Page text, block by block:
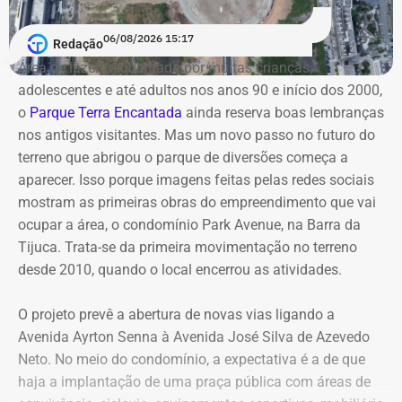
A sentença, no entanto, ainda cabe recurso, e os
envolvidos permanecem no cargo — Jordão segue como
candidato — enquanto o processo não tiver uma decisão
definitiva.
Declarações de Fernando Jordão em 2026 — Foto:
Reprodução/Divulgacand
João de Meriti. Na eleição de 2012, quando conquistou o
primeiro mandato na Câmara Municipal, declarou
patrimônio de R$ 130 mil, composto por dois veículos.
Em 2016, na reeleição, informou bens no valor de R$ 110
mil.
Já em 2020, quando disputou a Prefeitura de São João
de Meriti e foi derrotado, declarou patrimônio de R$ 270
mil, formado por R$ 200 mil em dinheiro em espécie e
uma caminhonete Mitsubishi Triton avaliada em R$ 70
mil.
Redação06/08/2026 15:17
Área de lazer frequentada por muitas crianças,
adolescentes e até adultos nos anos 90 e início dos 2000,
o Parque Terra Encantada ainda reserva boas lembranças
nos antigos visitantes. Mas um novo passo no futuro do
terreno que abrigou o parque de diversões começa a
aparecer. Isso porque imagens feitas pelas redes sociais
mostram as primeiras obras do empreendimento que vai
ocupar a área, o condomínio Park Avenue, na Barra da
Tijuca. Trata-se da primeira movimentação no terreno
desde 2010, quando o local encerrou as atividades.
O projeto prevê a abertura de novas vias ligando a
Avenida Ayrton Senna à Avenida José Silva de Azevedo
Neto. No meio do condomínio, a expectativa é a de que
haja a implantação de uma praça pública com áreas de